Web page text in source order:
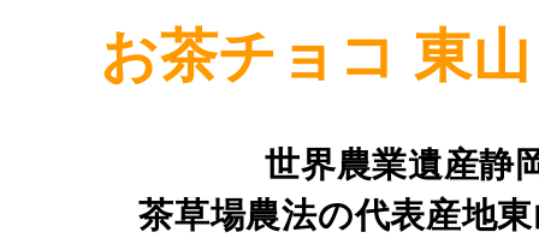
お茶チョコ 東山
世界農業遺産静
茶草場農法の代表産地